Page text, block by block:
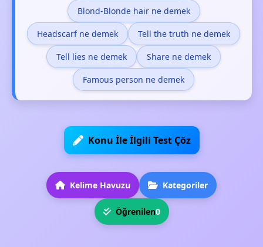
Blond-Blonde hair ne demek
Headscarf ne demek Tell the truth ne demek
Tell lies ne demek Share ne demek
Famous person ne demek
Konu İle İlgili Test Çöz
Kelime Havuzu Kategoriler
Öğrenilen0